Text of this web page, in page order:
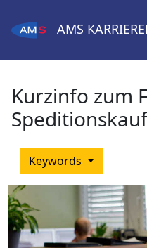
AMS
Kurzinfo zum
Keywords